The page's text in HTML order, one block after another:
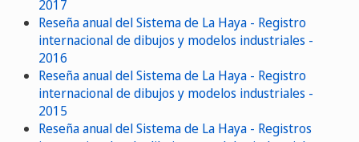
2017
Reseña anual del Sistema de La Haya - Registro
internacional de dibujos y modelos industriales -
2016
Reseña anual del Sistema de La Haya - Registro
internacional de dibujos y modelos industriales -
2015
Reseña anual del Sistema de La Haya - Registros